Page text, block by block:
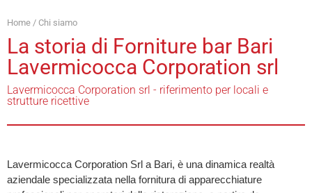
Home / Chi siamo
La storia di Forniture bar Bari
Lavermicocca Corporation srl
Lavermicocca Corporation srl - riferimento per locali e
strutture ricettive
Lavermicocca Corporation Srl a Bari, è una dinamica realtà
aziendale specializzata nella fornitura di apparecchiature